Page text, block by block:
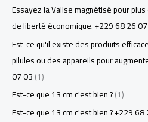
Essayez la Valise magnétisé pour
de liberté économique. +229 68 26
Est-ce qu'il existe des produits
pilules ou des appareils pour
07 03(1)
Est-ce que 13 cm c'est bien ?(1)
Est-ce que 13 cm c'est bien ? +229